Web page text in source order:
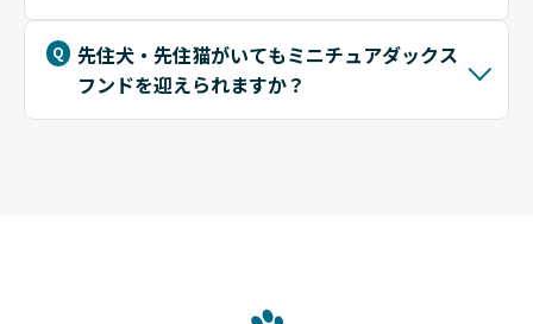
先住犬・先住猫がいてもミニチュアダックス
フンドを迎えられますか？